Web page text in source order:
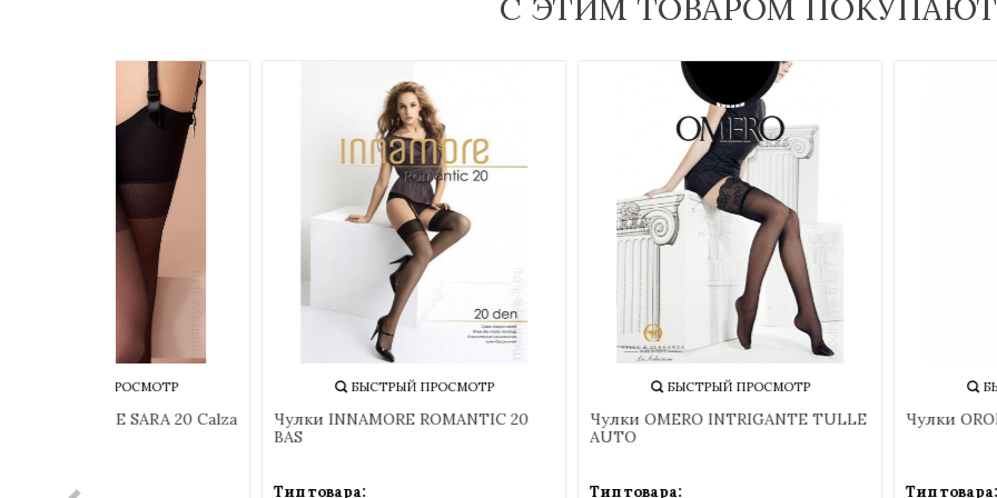
Скидка!
БЫСТРЫЙ ПРОСМОТР
Чулки TRASPARENZE SARA 20 Calza
БЫСТРЫЙ ПРОСМОТР
Чулки INNAMORE ROMANTIC 20
БЫСТРЫЙ ПРОСМОТР
Чулки OMERO INTRIGANTE